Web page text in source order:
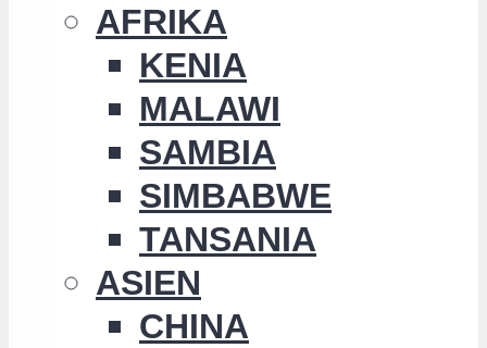
AFRIKA
KENIA
MALAWI
SAMBIA
SIMBABWE
TANSANIA
ASIEN
CHINA